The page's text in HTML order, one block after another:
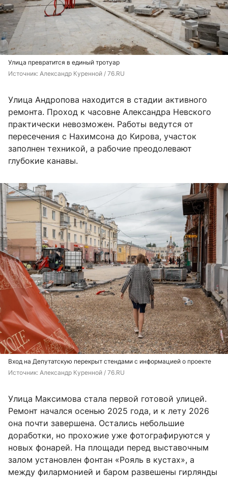
Улица превратится в единый тротуар
Источник: Александр Куренной / 76.RU
Улица Андропова находится в стадии активного
ремонта. Проход к часовне Александра Невского
практически невозможен. Работы ведутся от
пересечения с Нахимсона до Кирова, участок
заполнен техникой, а рабочие преодолевают
глубокие канавы.
Вход на Депутатскую перекрыт стендами с информацией о проекте
Источник: Александр Куренной / 76.RU
Улица Максимова стала первой готовой улицей.
Ремонт начался осенью 2025 года, и к лету 2026
она почти завершена. Остались небольшие
доработки, но прохожие уже фотографируются у
новых фонарей. На площади перед выставочным
залом установлен фонтан «Рояль в кустах», а
между филармонией и баром развешены гирлянды